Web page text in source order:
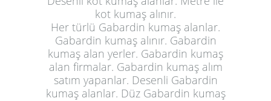
kot kumaş alınır.
Her türlü Gabardin kumaş alanlar.
Gabardin kumaş alınır. Gabardin
kumaş alan yerler. Gabardin kumaş
alan firmalar. Gabardin kumaş alım
satım yapanlar. Desenli Gabardin
kumaş alanlar. Düz Gabardin kumaş